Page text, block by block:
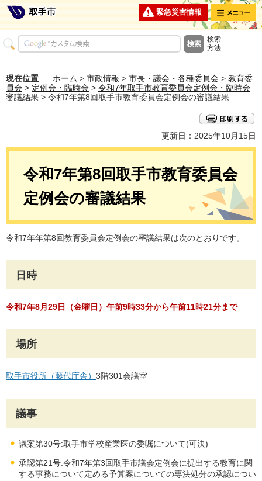
緊急災害情報 メニュー
検索
方法
現在位置 ホーム > 市政情報 > 市長・議会・各種委員会 > 教育委
員会 > 定例会・臨時会 > 令和7年取手市教育委員会定例会・臨時会
審議結果 > 令和7年第8回取手市教育委員会定例会の審議結果
更新日：2025年10月15日
令和7年第8回取手市教育委員会
定例会の審議結果
令和7年年第8回教育委員会定例会の審議結果は次のとおりです。
日時
令和7年8月29日（金曜日）午前9時33分から午前11時21分まで
場所
取手市役所（藤代庁舎） 3階301会議室
議事
議案第30号:取手市学校産業医の委嘱について(可決)
承認第21号:令和7年第3回取手市議会定例会に提出する教育に関
する事務について定める予算案についての専決処分の承認につい